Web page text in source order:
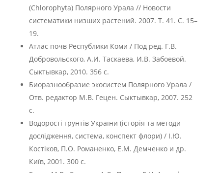
(Chlorophyta) Полярного Урала // Новости
систематики низших растений. 2007. Т. 41. С. 15–
19.
Атлас почв Республики Коми / Под ред. Г.В.
Добровольского, А.И. Таскаева, И.В. Забоевой.
Сыктывкар, 2010. 356 с.
Биоразнообразие экосистем Полярного Урала /
Отв. редактор М.В. Гецен. Сыктывкар, 2007. 252
с.
Водоростi грунтiв Украïни (iсторiя та методи
дослiдження, система, конспект флори) / I.Ю.
Костiков, П.О. Романенко, Е.М. Демченко и др.
Киïв, 2001. 300 с.